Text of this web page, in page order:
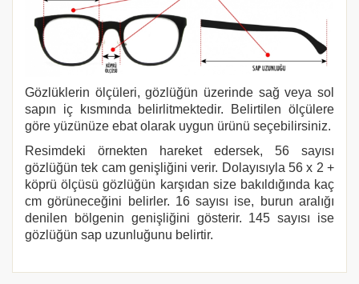
Gözlüklerin ölçüleri, gözlüğün üzerinde sağ veya sol
sapın iç kısmında belirlitmektedir. Belirtilen ölçülere
göre yüzünüze ebat olarak uygun ürünü seçebilirsiniz.
Resimdeki örnekten hareket edersek, 56 sayısı
gözlüğün tek cam genişliğini verir. Dolayısıyla 56 x 2 +
köprü ölçüsü gözlüğün karşıdan size bakıldığında kaç
cm görüneceğini belirler. 16 sayısı ise, burun aralığı
denilen bölgenin genişliğini gösterir. 145 sayısı ise
gözlüğün sap uzunluğunu belirtir.